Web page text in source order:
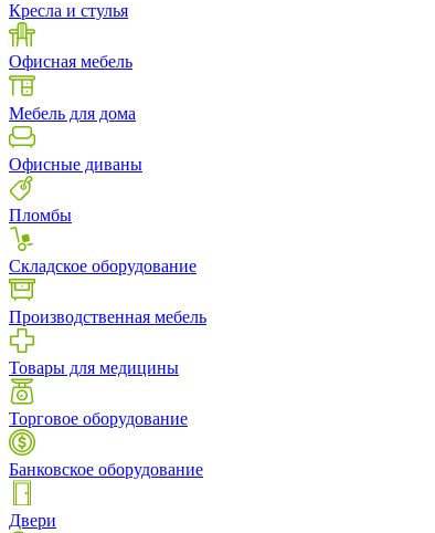
Кресла и стулья
Офисная мебель
Мебель для дома
Офисные диваны
Пломбы
Складское оборудование
Производственная мебель
Товары для медицины
Торговое оборудование
Банковское оборудование
Двери